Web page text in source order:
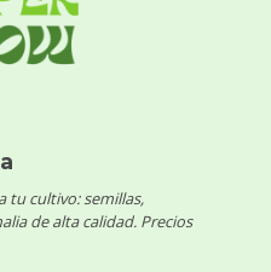
tu cultivo: semillas,
de alta calidad. Precios